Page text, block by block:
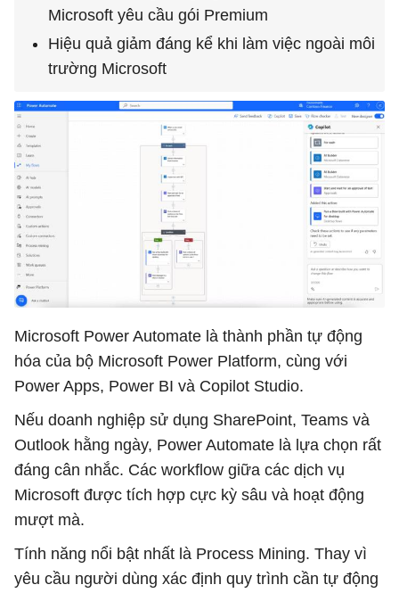
Microsoft yêu cầu gói Premium
Hiệu quả giảm đáng kể khi làm việc ngoài môi
trường Microsoft
Microsoft Power Automate là thành phần tự động
hóa của bộ Microsoft Power Platform, cùng với
Power Apps, Power BI và Copilot Studio.
Nếu doanh nghiệp sử dụng SharePoint, Teams và
Outlook hằng ngày, Power Automate là lựa chọn rất
đáng cân nhắc. Các workflow giữa các dịch vụ
Microsoft được tích hợp cực kỳ sâu và hoạt động
mượt mà.
Tính năng nổi bật nhất là Process Mining. Thay vì
yêu cầu người dùng xác định quy trình cần tự động